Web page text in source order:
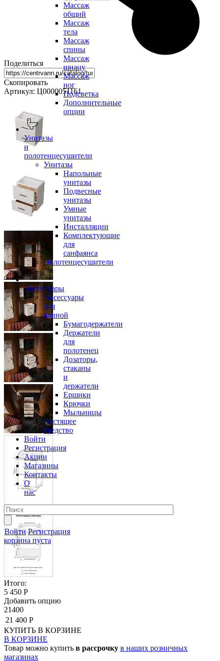
Массаж
общий
Массаж
тела
Массаж
спины
Массаж
шиацу
Массаж
ног
Подсветка
Дополнительные
опции
Унитазы
и
полотенцесушители
Унитазы
Напольные
унитазы
Подвесные
унитазы
Умные
унитазы
Инсталляции
Комплектующие
для
санфаянса
Полотенцесушители
Аксессуары
Аксессуары
для
ванной
Бумагодержатели
Держатели
для
полотенец
Дозаторы,
стаканы
и
держатели
Ершики
Крючки
Мыльницы
Чистящее
средство
Войти
Регистрация
Акции
Магазины
Контакты
О
нас
Войти Регистрация
корзина пуста
Поделиться
Скопировать
Артикул: Ц0000051161
Итого:
5 450 Р
Добавить опцию
21400
21 400 Р
КУПИТЬ В КОРЗИНЕ
В КОРЗИНЕ
Товар можно купить в рассрочку в наших розничных
магазинах